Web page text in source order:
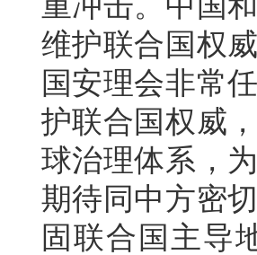
维护联合国权
国安理会非常
护联合国权威
球治理体系，
期待同中方密
固联合国主导